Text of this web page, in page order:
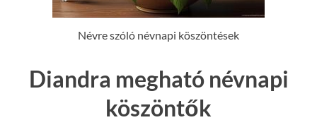
Névre szóló névnapi köszöntések
Diandra megható névnapi
köszöntők